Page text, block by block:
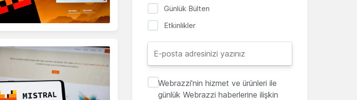
Günlük Bülten
Etkinlikler
Webrazzi'nin hizmet ve ürünleri ile
günlük Webrazzi haberlerine ilişkin